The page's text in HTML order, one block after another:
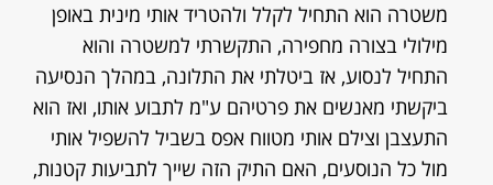
משטרה הוא התחיל לקלל ולהטריד אותי מינית באופן
מילולי בצורה מחפירה, התקשרתי למשטרה והוא
התחיל לנסוע, אז ביטלתי את התלונה, במהלך הנסיעה
ביקשתי מאנשים את פרטיהם ע"מ לתבוע אותו, ואז הוא
התעצבן וצילם אותי מטווח אפס בשביל להשפיל אותי
מול כל הנוסעים, האם התיק הזה שייך לתביעות קטנות,